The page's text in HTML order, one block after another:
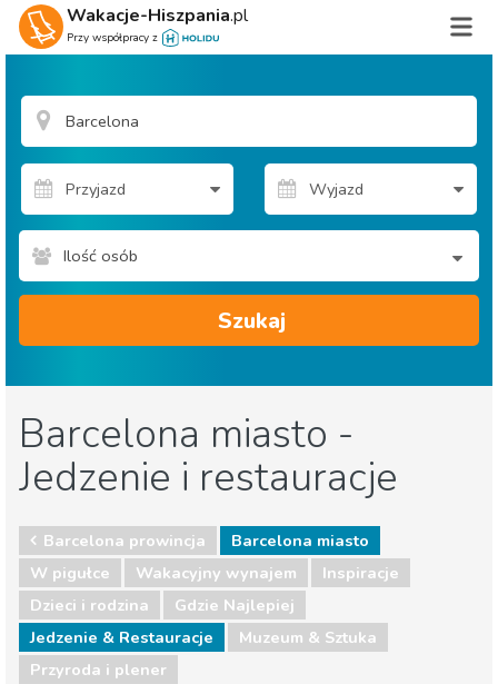
Wakacje-Hiszpania.pl
Przy współpracy z
Ilość osób
Szukaj
Barcelona miasto -
Jedzenie i restauracje
Barcelona prowincja
Barcelona miasto
W pigułce
Wakacyjny wynajem
Inspiracje
Dzieci i rodzina
Gdzie Najlepiej
Jedzenie & Restauracje
Muzeum & Sztuka
Przyroda i plener